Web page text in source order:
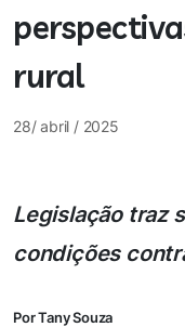
rural
28/ abril / 2025
Legislação traz
condições
Por Tany Souza